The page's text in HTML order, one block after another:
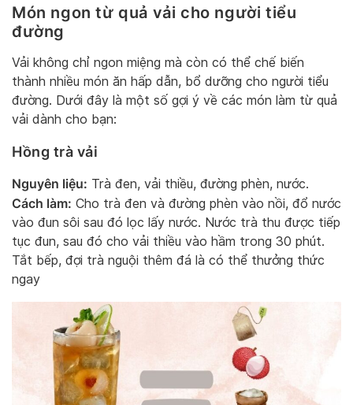
Món ngon từ quả vải cho người tiểu
đường
Vải không chỉ ngon miệng mà còn có thể chế biến
thành nhiều món ăn hấp dẫn, bổ dưỡng cho người tiểu
đường. Dưới đây là một số gợi ý về các món làm từ quả
vải dành cho bạn:
Hồng trà vải
Nguyên liệu: Trà đen, vải thiều, đường phèn, nước.
Cách làm: Cho trà đen và đường phèn vào nồi, đổ nước
vào đun sôi sau đó lọc lấy nước. Nước trà thu được tiếp
tục đun, sau đó cho vải thiều vào hầm trong 30 phút.
Tắt bếp, đợi trà nguội thêm đá là có thể thưởng thức
ngay